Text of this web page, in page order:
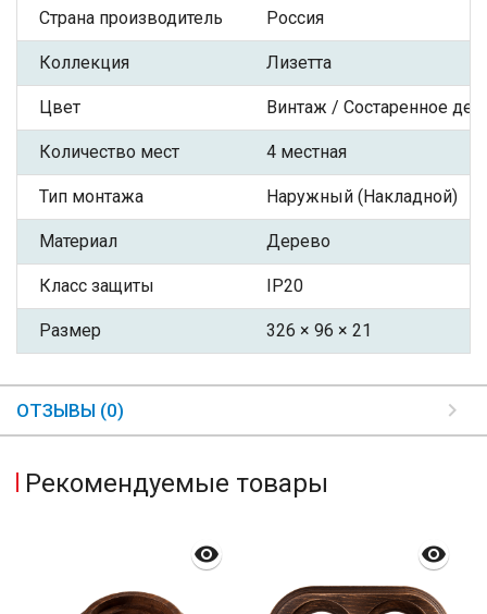
Страна производитель Россия
Коллекция Лизетта
Цвет Винтаж / Состаренное
Количество мест 4 местная
Тип монтажа Наружный (Накладной)
Материал Дерево
Класс защиты IP20
Размер 326 × 96 × 21
ОТЗЫВЫ (0)
Рекомендуемые товары